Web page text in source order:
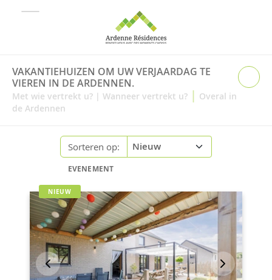
VAKANTIEHUIZEN OM UW VERJAARDAG TE
VIEREN IN DE ARDENNEN.
Met wie vertrekt u? | Wanneer vertrekt u? | Overal in
de Ardennen
Sorteren op:
EVENEMENT